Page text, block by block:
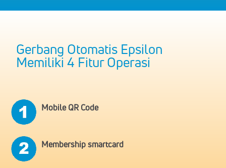
Gerbang Otomatis Epsilon
Memiliki 4 Fitur Operasi
Mobile QR Code
Membership smartcard